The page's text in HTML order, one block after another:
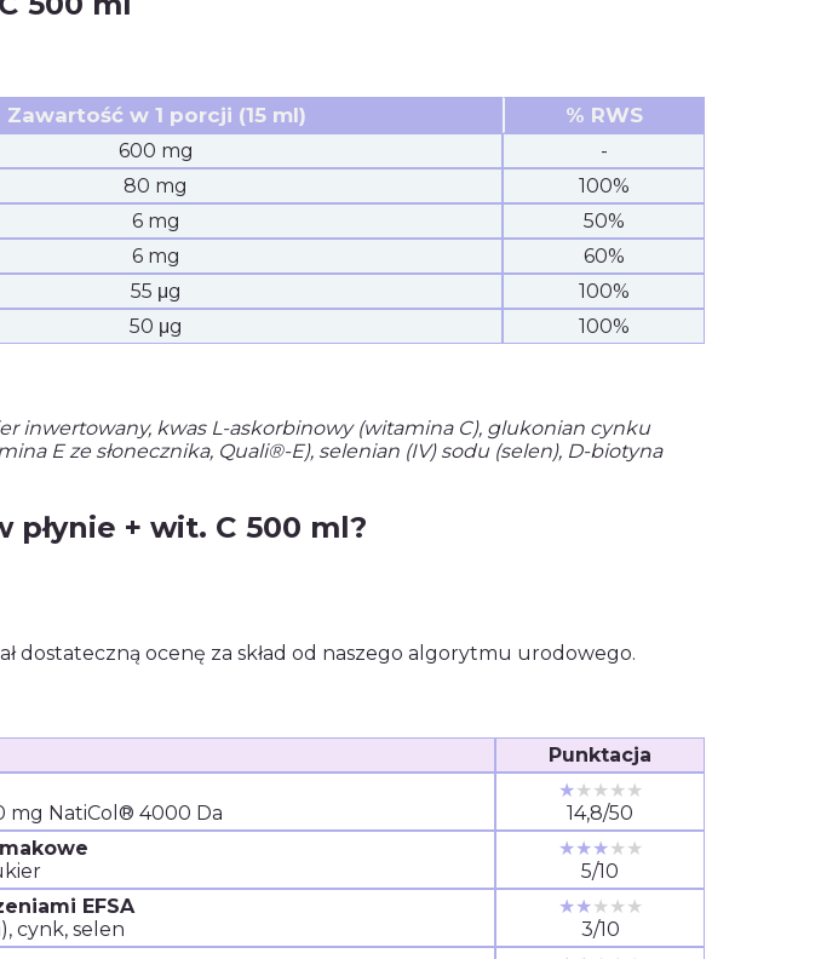
Zawartość w 1 porcji (15 ml) % RWS
600 mg
-
80 mg
100%
6 mg
50%
6 mg
60%
55 μg
100%
50 μg 100%
inwertowany, kwas L-askorbinowy (witamina C), glukonian cynku
E ze słonecznika, Quali®-E), selenian (IV) sodu (selen), D-biotyna
+ wit. C 500 ml?
dostateczną ocenę za skład od naszego algorytmu urodowego.
Punktacja
mg NatiCol® 4000 Da
★★★★★
14,8/50
★★★★★
5/10
EFSA
cynk, selen
★★★★★
3/10